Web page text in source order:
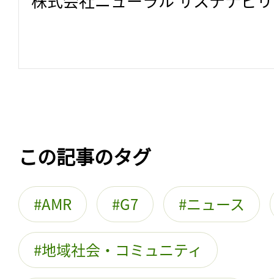
この記事のタグ
AMR G7 ニュース
地域社会・コミュニティ